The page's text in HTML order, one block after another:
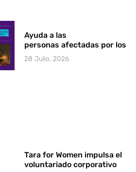
Ayuda a las
personas afectadas por los
28 Julio, 2026
Tara for Women impulsa el
voluntariado corporativo